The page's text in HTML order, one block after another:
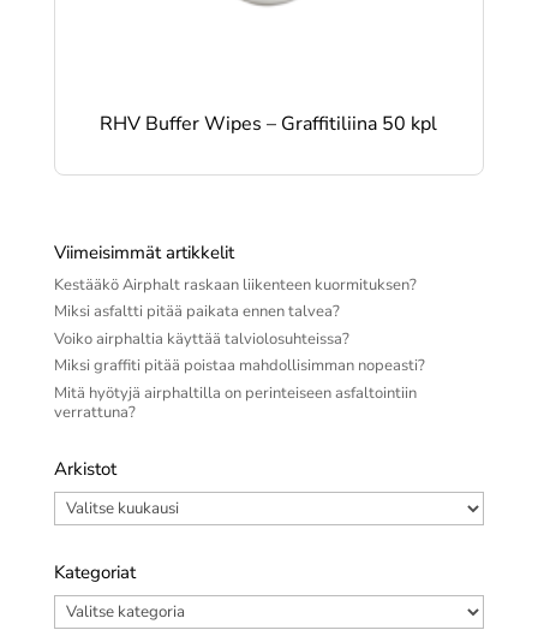
RHV Buffer Wipes – Graffitiliina 50 kpl
Viimeisimmät artikkelit
Kestääkö Airphalt raskaan liikenteen kuormituksen?
Miksi asfaltti pitää paikata ennen talvea?
Voiko airphaltia käyttää talviolosuhteissa?
Miksi graffiti pitää poistaa mahdollisimman nopeasti?
Mitä hyötyjä airphaltilla on perinteiseen asfaltointiin
verrattuna?
Arkistot
Arkistot
Kategoriat
Kategoriat